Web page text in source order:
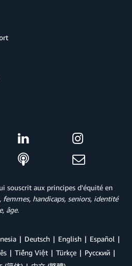
souscrit aux principes d'équité en
femmes, handicaps, seniors, identité
âge.
Deutsch English
Español
Tiếng Việt Türkçe
Ρусский